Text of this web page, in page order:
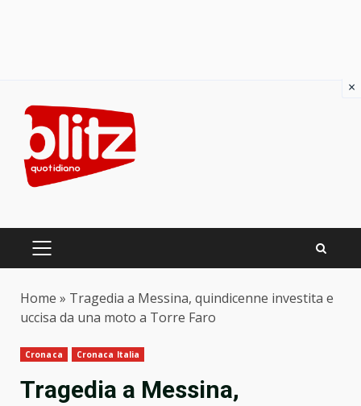
content
PRIMARY
Home » Tragedia a Messina, quindicenne investita e
uccisa da una moto a Torre Faro
Cronaca Cronaca Italia
Tragedia a Messina,
×